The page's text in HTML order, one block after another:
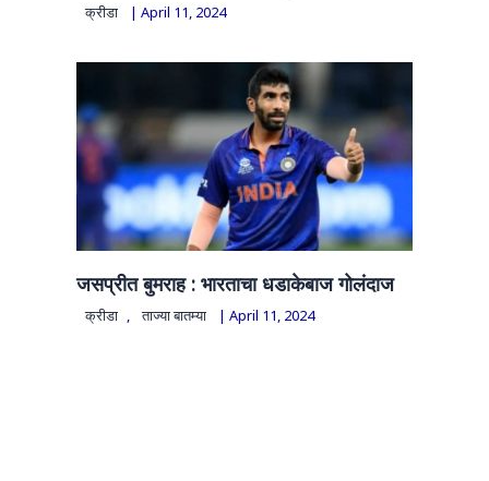
क्रीडा | April 11, 2024
जसप्रीत बुमराह : भारताचा धडाकेबाज गोलंदाज
क्रीडा ताज्या बातम्या | April 11, 2024